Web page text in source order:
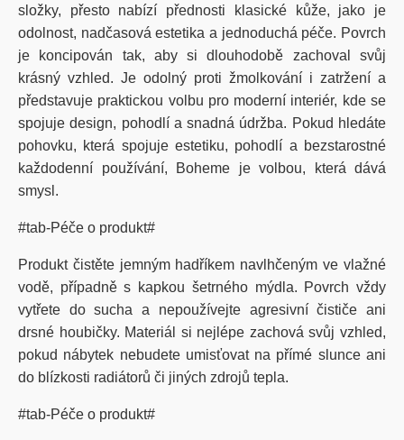
složky, přesto nabízí přednosti klasické kůže, jako je
odolnost, nadčasová estetika a jednoduchá péče. Povrch
je koncipován tak, aby si dlouhodobě zachoval svůj
krásný vzhled. Je odolný proti žmolkování i zatržení a
představuje praktickou volbu pro moderní interiér, kde se
spojuje design, pohodlí a snadná údržba. Pokud hledáte
pohovku, která spojuje estetiku, pohodlí a bezstarostné
každodenní používání, Boheme je volbou, která dává
smysl.
#tab-Péče o produkt#
Produkt čistěte jemným hadříkem navlhčeným ve vlažné
vodě, případně s kapkou šetrného mýdla. Povrch vždy
vytřete do sucha a nepoužívejte agresivní čističe ani
drsné houbičky. Materiál si nejlépe zachová svůj vzhled,
pokud nábytek nebudete umisťovat na přímé slunce ani
do blízkosti radiátorů či jiných zdrojů tepla.
#tab-Péče o produkt#